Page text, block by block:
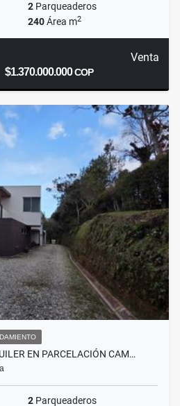
2 Parqueaderos
240Área m2
Venta
$1.370.000.000COP
EN PARCELACIÓN CAM…
2 Parqueaderos